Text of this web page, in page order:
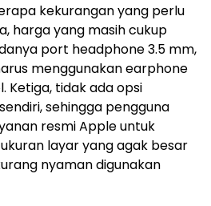
kekurangan yang perlu
harga yang masih cukup
port headphone 3.5 mm,
menggunakan earphone
Ketiga, tidak ada opsi
sehingga pengguna
resmi Apple untuk
layar yang agak besar
nyaman digunakan